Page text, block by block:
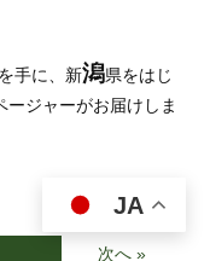
手に、新潟県をはじ
ジャーがお届けしま
次へ »
JA